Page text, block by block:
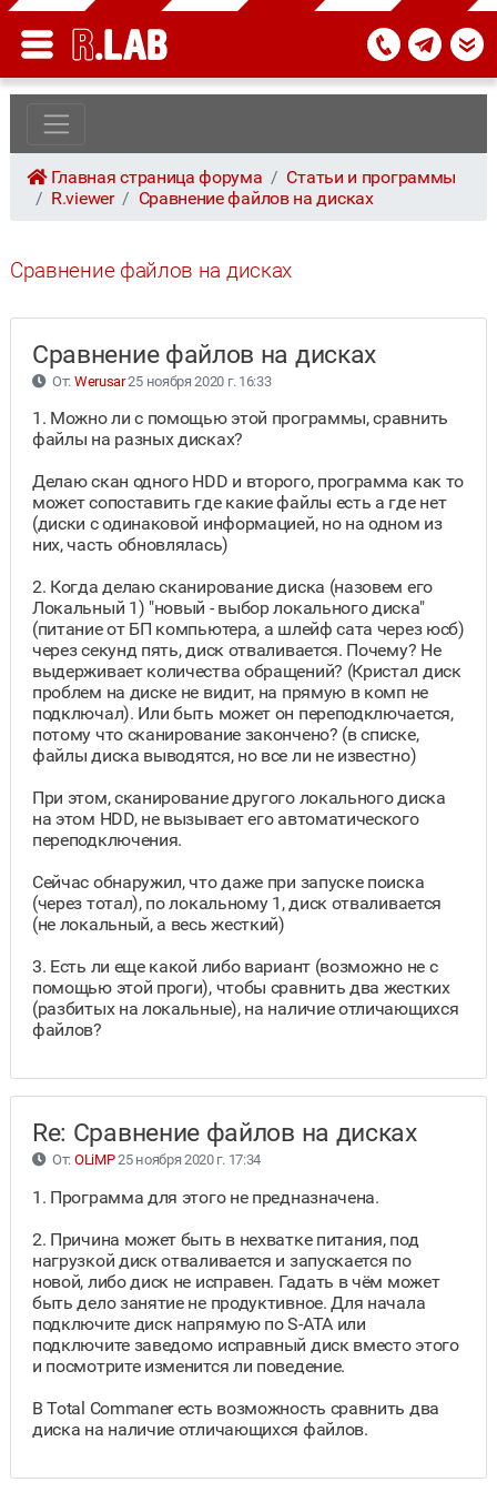
Главная страница форума
Статьи и программы
R.viewer
Сравнение файлов на дисках
Сравнение файлов на дисках
Сравнение файлов на дисках
От: Werusar25 ноября 2020 г. 16:33
1. Можно ли с помощью этой программы, сравнить
файлы на разных дисках?
Делаю скан одного HDD и второго, программа как то
может сопоставить где какие файлы есть а где нет
(диски с одинаковой информацией, но на одном из
них, часть обновлялась)
2. Когда делаю сканирование диска (назовем его
Локальный 1) "новый - выбор локального диска"
(питание от БП компьютера, а шлейф сата через юсб)
через секунд пять, диск отваливается. Почему? Не
выдерживает количества обращений? (Кристал диск
проблем на диске не видит, на прямую в комп не
подключал). Или быть может он переподключается,
потому что сканирование закончено? (в списке,
файлы диска выводятся, но все ли не известно)
При этом, сканирование другого локального диска
на этом HDD, не вызывает его автоматического
переподключения.
Сейчас обнаружил, что даже при запуске поиска
(через тотал), по локальному 1, диск отваливается
(не локальный, а весь жесткий)
3. Есть ли еще какой либо вариант (возможно не с
помощью этой проги), чтобы сравнить два жестких
(разбитых на локальные), на наличие отличающихся
файлов?
Re: Сравнение файлов на дисках
От: OLiMP25 ноября 2020 г. 17:34
1. Программа для этого не предназначена.
2. Причина может быть в нехватке питания, под
нагрузкой диск отваливается и запускается по
новой, либо диск не исправен. Гадать в чём может
быть дело занятие не продуктивное. Для начала
подключите диск напрямую по S-ATA или
подключите заведомо исправный диск вместо этого
и посмотрите изменится ли поведение.
В Total Commaner есть возможность сравнить два
диска на наличие отличающихся файлов.